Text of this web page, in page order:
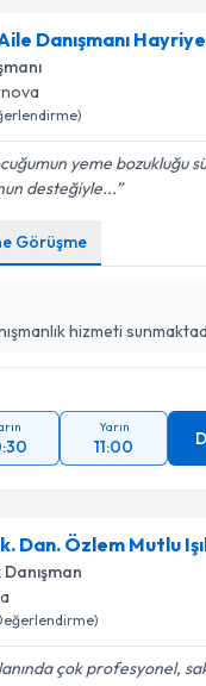
Danışmanı
yeme bozukluğu
desteğiyle...
Görüşme
hizmeti
Yarın
11:00
Dan. Özlem Mutlu
çok profesyonel,